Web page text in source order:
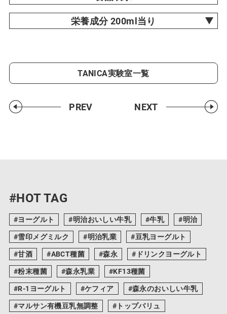
栄養成分 200ml当り
PREV NEXT
TANICA実験室一覧
#HOT TAG
ヨーグルト 明治おいしい牛乳 牛乳
明治
雪印メグミルク
明治乳業
豆乳ヨーグルト
甘酒
ABCT種菌 森永
ドリンクヨーグルト
粉末種菌
森永乳業
KF13種菌
R-1ヨーグルト
ケフィア
森永のおいしい牛乳
マルサン有機豆乳無調整
トップバリュ